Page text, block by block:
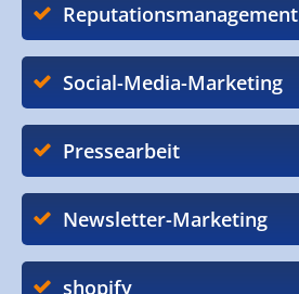
Reputationsmanagement
Social-Media-Marketing
Pressearbeit
Newsletter-Marketing
shopify